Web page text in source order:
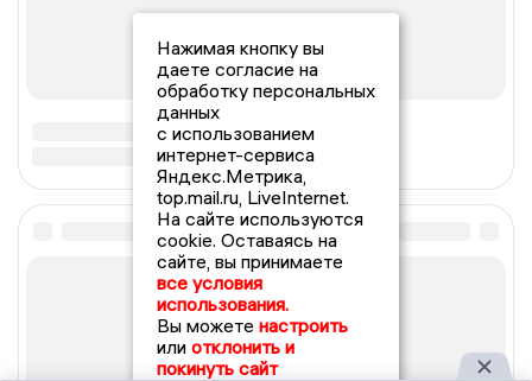
Нажимая кнопку вы
даете согласие на
обработку персональных
данных
с использованием
интернет-сервиса
Яндекс.Метрика,
top.mail.ru, LiveInternet.
На сайте используются
cookie. Оставаясь на
сайте, вы принимаете
все условия
использования.
Вы можете настроить
или отклонить и
покинуть сайт